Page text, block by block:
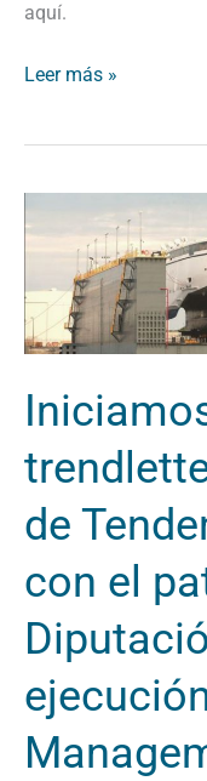
aquí.
Leer más »
de
con el
Iniciamos
trendletters
de
la
de
Tendencias
Navales,
con
patrocinio
la
Diputación
Provincial
y